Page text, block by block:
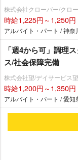
株式会社クローバー/クロ
時給1,225円～1,250円
アルバイト・パート / 神奈
「週4から可」調理
ス/社会保障完備
株式会社望/デイサービス望
時給1,200円～1,350円
アルバイト・パート / 愛知